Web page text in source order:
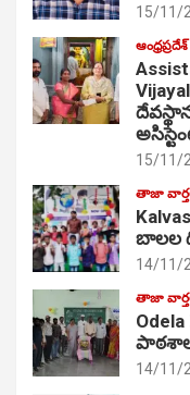
15/11/
ఆంధ్రప్రదేశ్
15/11/
తాజా
బాలల
14/11/
తాజా
14/11/